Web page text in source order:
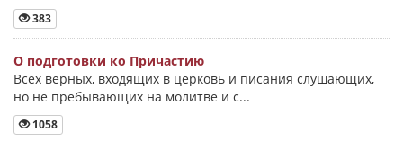
383
О подготовки ко Причастию
Всех верных, входящих в церковь и писания слушающих,
но не пребывающих на молитве и с...
1058